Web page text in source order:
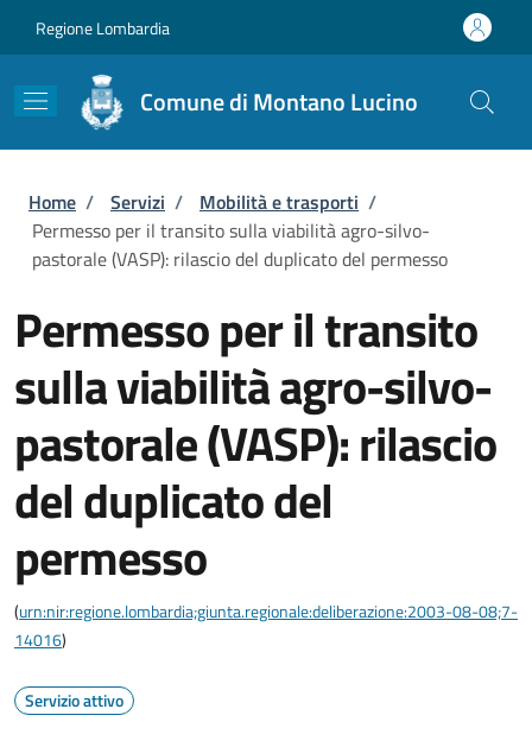
Regione Lombardia
Comune di Montano Lucino
Briciole di pane
Home / Servizi / Mobilità e trasporti /
Permesso per il transito sulla viabilità agro-silvo-
pastorale (VASP): rilascio del duplicato del permesso
Permesso per il transito
sulla viabilità agro-silvo-
pastorale (VASP): rilascio
del duplicato del
permesso
(urn:nir:regione.lombardia;giunta.regionale:deliberazione:2003-08-08;7-
14016)
Servizio attivo